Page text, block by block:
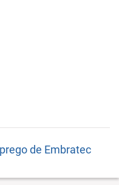
de Embratec